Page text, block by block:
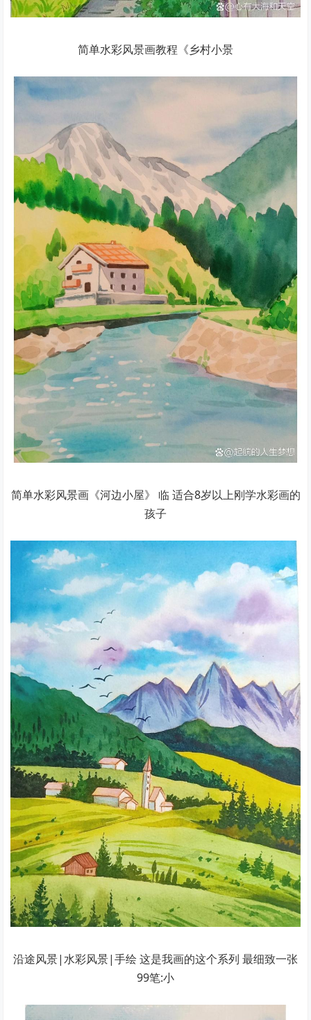
简单水彩风景画教程《乡村小景
简单水彩风景画《河边小屋》 临 适合8岁以上刚学水彩画的
孩子
沿途风景|水彩风景|手绘 这是我画的这个系列 最细致一张
99笔:小